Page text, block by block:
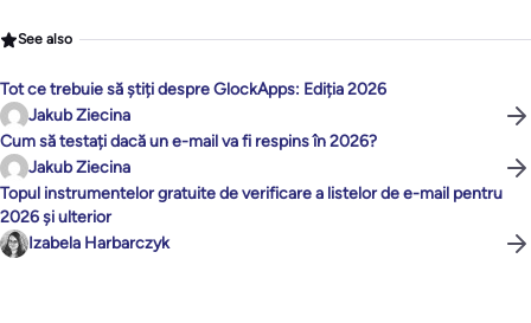
See also
Tot ce trebuie să știți despre GlockApps: Ediția 2026
Jakub Ziecina
Cum să testați dacă un e-mail va fi respins în 2026?
Jakub Ziecina
Topul instrumentelor gratuite de verificare a listelor de e-mail pentru
2026 și ulterior
Izabela Harbarczyk